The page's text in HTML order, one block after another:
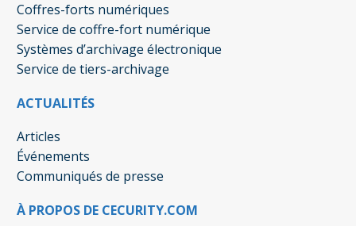
Coffres-forts numériques
Service de coffre-fort numérique
Systèmes d’archivage électronique
Service de tiers-archivage
ACTUALITÉS
Articles
Événements
Communiqués de presse
À PROPOS DE CECURITY.COM